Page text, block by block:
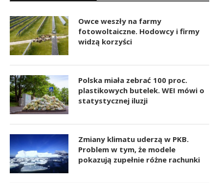
Owce weszły na farmy
fotowoltaiczne. Hodowcy i firmy
widzą korzyści
Polska miała zebrać 100 proc.
plastikowych butelek. WEI mówi o
statystycznej iluzji
Zmiany klimatu uderzą w PKB.
Problem w tym, że modele
pokazują zupełnie różne rachunki